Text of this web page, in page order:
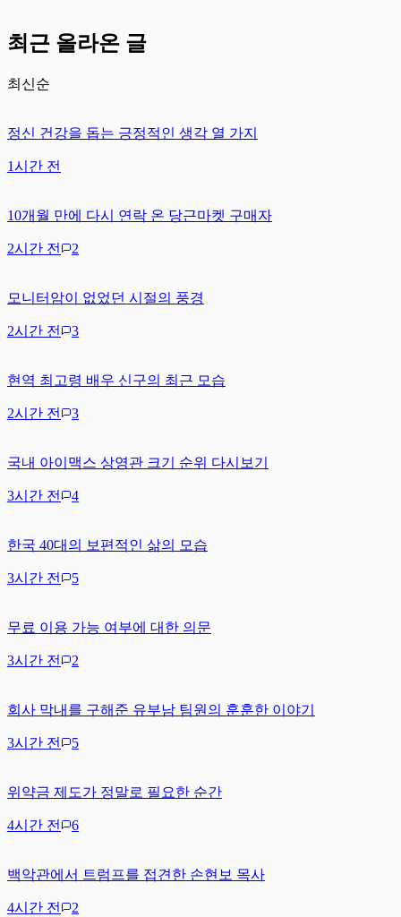
최근 올라온 글
최신순
정신 건강을 돕는 긍정적인 생각 열 가지
1시간 전
10개월 만에 다시 연락 온 당근마켓 구매자
2시간 전 2
모니터암이 없었던 시절의 풍경
2시간 전 3
현역 최고령 배우 신구의 최근 모습
2시간 전 3
국내 아이맥스 상영관 크기 순위 다시보기
3시간 전 4
한국 40대의 보편적인 삶의 모습
3시간 전 5
무료 이용 가능 여부에 대한 의문
3시간 전 2
회사 막내를 구해준 유부남 팀원의 훈훈한 이야기
3시간 전 5
위약금 제도가 정말로 필요한 순간
4시간 전 6
백악관에서 트럼프를 접견한 손현보 목사
4시간 전 2